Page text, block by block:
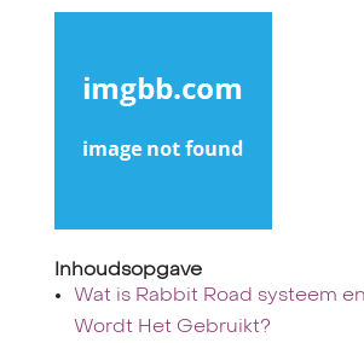
Inhoudsopgave
Wat is Rabbit Road systeem
Wordt Het Gebruikt?